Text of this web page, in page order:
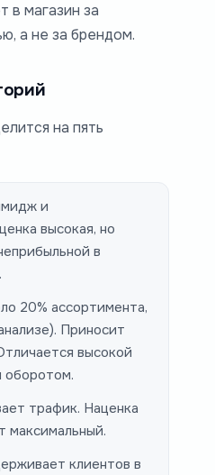
в магазин за
а не за брендом.
на пять
и
высокая, но
в
20% ассортимента,
Приносит
высокой
оборотом.
трафик. Наценка
максимальный.
клиентов в